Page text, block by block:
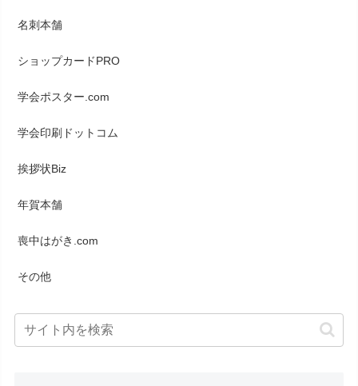
名刺本舗
ショップカードPRO
学会ポスター.com
学会印刷ドットコム
挨拶状Biz
年賀本舗
喪中はがき.com
その他